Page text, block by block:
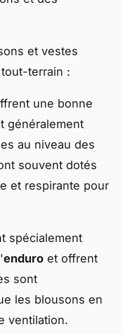
et vestes
terrain :
une bonne
généralement
au niveau des
souvent dotés
et respirante pour
spécialement
enduro et offrent
sont
les blousons en
ventilation.